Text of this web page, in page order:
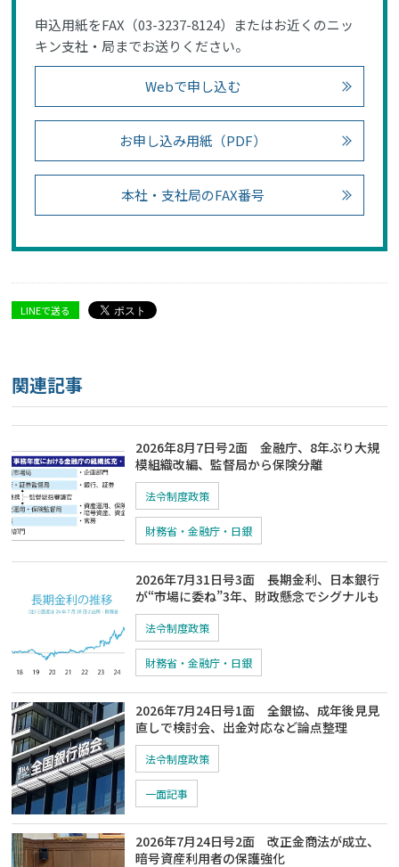
申込用紙をFAX（03-3237-8124）またはお近くのニッ
キン支社・局までお送りください。
Webで申し込む
お申し込み用紙（PDF）
本社・支社局のFAX番号
LINEで送る
関連記事
2026年8月7日号2面 金融庁、8年ぶり大規
模組織改編、監督局から保険分離
法令制度政策
財務省・金融庁・日銀
2026年7月31日号3面 長期金利、日本銀行
が“市場に委ね”3年、財政懸念でシグナルも
法令制度政策
財務省・金融庁・日銀
2026年7月24日号1面 全銀協、成年後見見
直しで検討会、出金対応など論点整理
法令制度政策
一面記事
2026年7月24日号2面 改正金商法が成立、
暗号資産利用者の保護強化